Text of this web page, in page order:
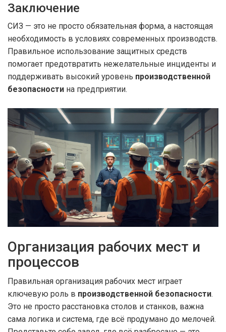
Заключение
СИЗ — это не просто обязательная форма, а настоящая
необходимость в условиях современных производств.
Правильное использование защитных средств
помогает предотвратить нежелательные инциденты и
поддерживать высокий уровень производственной
безопасности на предприятии.
Организация рабочих мест и
процессов
Правильная организация рабочих мест играет
ключевую роль в производственной безопасности.
Это не просто расстановка столов и станков, важна
сама логика и система, где всё продумано до мелочей.